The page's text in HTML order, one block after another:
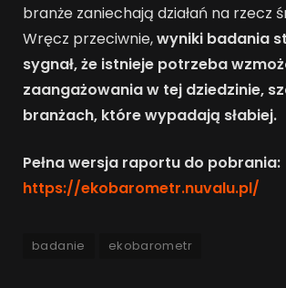
branże zaniechają działań na rzecz
Wręcz przeciwnie,wyniki badania
sygnał, że istnieje potrzeba
zaangażowania w tej dziedzinie,
branżach, które wypadają słabiej.
Pełna wersja raportu do pobrania:
https://ekobarometr.nuvalu.pl/
badanie ekobarometr